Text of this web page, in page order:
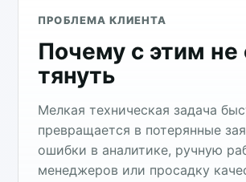
ПРОБЛЕМА КЛИЕНТА
Почему с этим не
тянуть
Мелкая техническая задача
превращается в потерянные
ошибки в аналитике, ручную
менеджеров или просадку